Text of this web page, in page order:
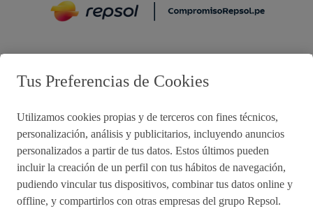
Acciones de remediación
Impulsared Proyectos Sociales
Sala de Prensa Aviso de Privacidad
Tus Preferencias de Cookies
Utilizamos cookies propias y de terceros con fines técnicos,
personalización, análisis y publicitarios, incluyendo anuncios
personalizados a partir de tus datos. Estos últimos pueden
incluir la creación de un perfil con tus hábitos de navegación,
pudiendo vincular tus dispositivos, combinar tus datos online y
offline, y compartirlos con otras empresas del grupo Repsol.